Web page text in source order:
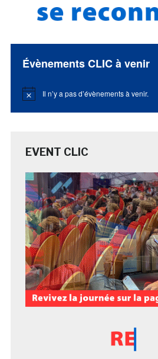
Évènements CLIC à venir
Notice Il n’y a pas d’évènements à venir.
EVENT CLIC